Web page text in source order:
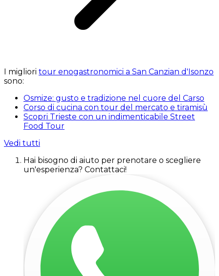
I migliori tour enogastronomici a San Canzian d'Isonzo
sono:
Osmize: gusto e tradizione nel cuore del Carso
Corso di cucina con tour del mercato e tiramisù
Scopri Trieste con un indimenticabile Street
Food Tour
Vedi tutti
Hai bisogno di aiuto per prenotare o scegliere
un'esperienza? Contattaci!